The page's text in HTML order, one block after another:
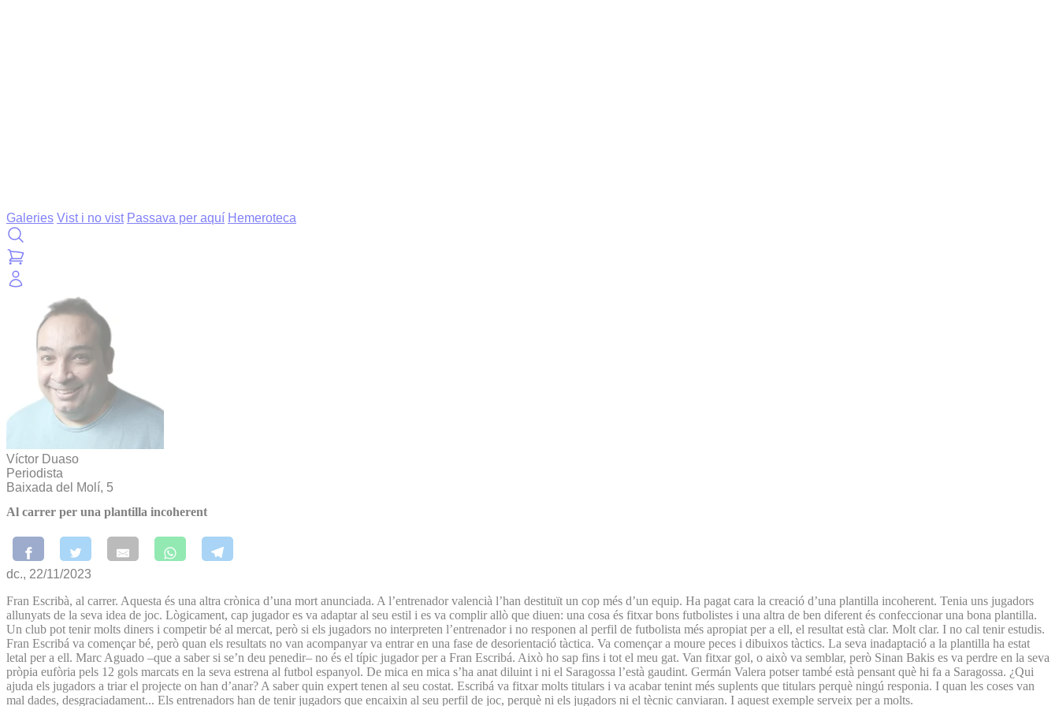
Galeries Vist i no vist Passava per aquí Hemeroteca
Víctor Duaso
Periodista
Baixada del Molí, 5
Al carrer per una plantilla incoherent
dc., 22/11/2023
Fran Escribà, al carrer. Aquesta és una altra crònica d’una mort anunciada. A l’entrenador valencià l’han destituït un cop més d’un equip. Ha pagat cara la creació d’una plantilla incoherent. Tenia uns jugadors
allunyats de la seva idea de joc. Lògicament, cap jugador es va adaptar al seu estil i es va complir allò que diuen: una cosa és fitxar bons futbolistes i una altra de ben diferent és confeccionar una bona plantilla.
Un club pot tenir molts diners i competir bé al mercat, però si els jugadors no interpreten l’entrenador i no responen al perfil de futbolista més apropiat per a ell, el resultat està clar. Molt clar. I no cal tenir estudis.
Fran Escribá va començar bé, però quan els resultats no van acompanyar va entrar en una fase de desorientació tàctica. Va començar a moure peces i dibuixos tàctics. La seva inadaptació a la plantilla ha estat
letal per a ell. Marc Aguado –que a saber si se’n deu penedir– no és el típic jugador per a Fran Escribá. Això ho sap fins i tot el meu gat. Van fitxar gol, o això va semblar, però Sinan Bakis es va perdre en la seva
pròpia eufòria pels 12 gols marcats en la seva estrena al futbol espanyol. De mica en mica s’ha anat diluint i ni el Saragossa l’està gaudint. Germán Valera potser també està pensant què hi fa a Saragossa. ¿Qui
ajuda els jugadors a triar el projecte on han d’anar? A saber quin expert tenen al seu costat. Escribá va fitxar molts titulars i va acabar tenint més suplents que titulars perquè ningú responia. I quan les coses van
mal dades, desgraciadament... Els entrenadors han de tenir jugadors que encaixin al seu perfil de joc, perquè ni els jugadors ni el tècnic canviaran. I aquest exemple serveix per a molts.